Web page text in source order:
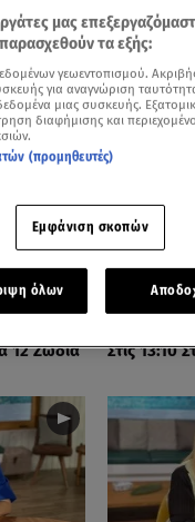
είναι
12 Ζώδια
Στις 13:10
μας
τα εξής:
γεωεντοπισμού.
για αναγνώριση
μιας συσκευής.
διαφήμισης και
(προμηθευτές)
Εμφάνιση σκοπών
όλων